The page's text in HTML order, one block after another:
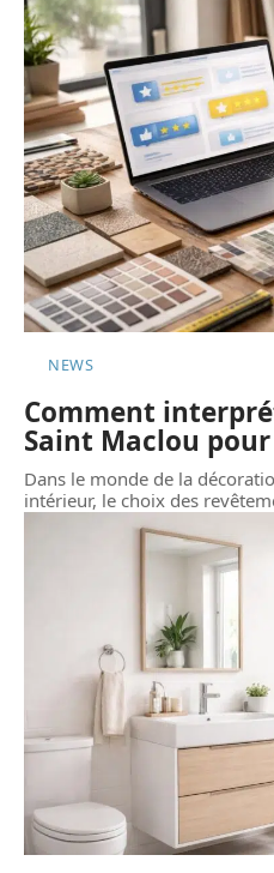
NEWS
Comment
Saint Maclou
Dans le monde de la
intérieur, le choix des